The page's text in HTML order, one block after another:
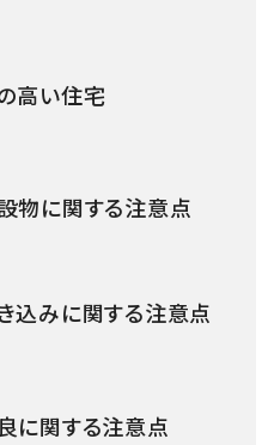
高い住宅
物に関する注意点
込みに関する注意点
に関する注意点